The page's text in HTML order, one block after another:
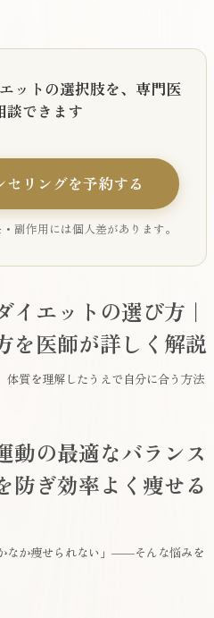
ットの選択肢を、専門医
談できます
セリングを予約する
副作用には個人差があります。
エットの選び方｜
を医師が詳しく解説
体質を理解したうえで自分に合う方法
動の最適なバランス
防ぎ効率よく痩せる
なか痩せられない」――そんな悩みを